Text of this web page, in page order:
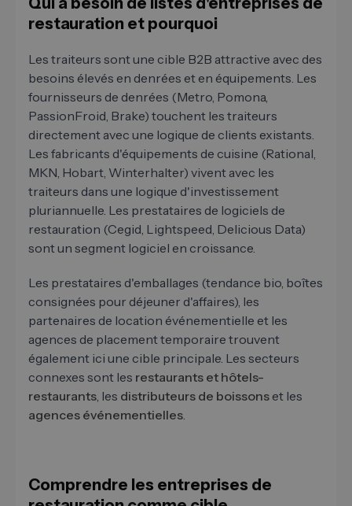
restauration et pourquoi
Les traiteurs sont une cible B2B attractive avec des
besoins élevés en denrées et en équipements. Les
fournisseurs de denrées (Metro, Pomona,
PassionFroid, Brake) touchent les traiteurs
directement avec une logique de clients existants.
Les fabricants d'équipements de cuisine (Rational,
MKN, Hobart, Winterhalter) vivent avec les
traiteurs dans une logique d'investissement
pluriannuelle. Les prestataires de logiciels de
restauration (Cegid, Lightspeed, Delicious Data)
sont un segment logiciel en croissance.
Les prestataires d'emballages (tendance bio, boîtes
consignées pour déjeuner d'affaires), les
partenaires de location événementielle et les
agences de placement temporaire trouvent
également ici une cible principale. Les secteurs
connexes sont les restaurants et hôtels-
restaurants, les distributeurs de boissons et les
agences événementielles.
Comprendre les entreprises de